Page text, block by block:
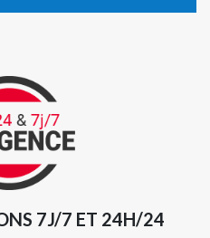
7J/7 ET 24H/24